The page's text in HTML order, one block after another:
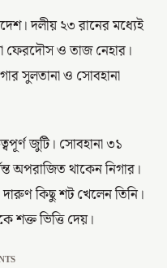
দলীয় ২৩ রানের মধ্যেই
ফেরদৌস ও তাজ নেহার।
সুলতানা ও সোবহানা
জুটি। সোবহানা ৩১
অপরাজিত থাকেন নিগার।
কিছু শট খেলেন তিনি।
শক্ত ভিত্তি দেয়।